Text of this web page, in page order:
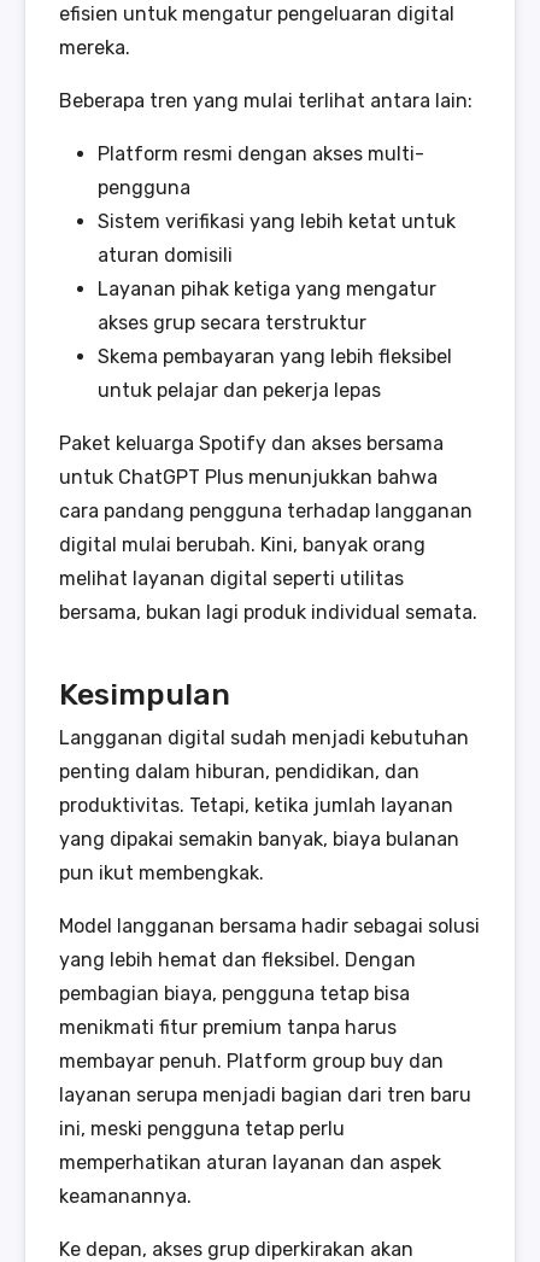
efisien untuk mengatur pengeluaran digital
mereka.
Beberapa tren yang mulai terlihat antara lain:
Platform resmi dengan akses multi-
pengguna
Sistem verifikasi yang lebih ketat untuk
aturan domisili
Layanan pihak ketiga yang mengatur
akses grup secara terstruktur
Skema pembayaran yang lebih fleksibel
untuk pelajar dan pekerja lepas
Paket keluarga Spotify dan akses bersama
untuk ChatGPT Plus menunjukkan bahwa
cara pandang pengguna terhadap langganan
digital mulai berubah. Kini, banyak orang
melihat layanan digital seperti utilitas
bersama, bukan lagi produk individual semata.
Kesimpulan
Langganan digital sudah menjadi kebutuhan
penting dalam hiburan, pendidikan, dan
produktivitas. Tetapi, ketika jumlah layanan
yang dipakai semakin banyak, biaya bulanan
pun ikut membengkak.
Model langganan bersama hadir sebagai solusi
yang lebih hemat dan fleksibel. Dengan
pembagian biaya, pengguna tetap bisa
menikmati fitur premium tanpa harus
membayar penuh. Platform group buy dan
layanan serupa menjadi bagian dari tren baru
ini, meski pengguna tetap perlu
memperhatikan aturan layanan dan aspek
keamanannya.
Ke depan, akses grup diperkirakan akan